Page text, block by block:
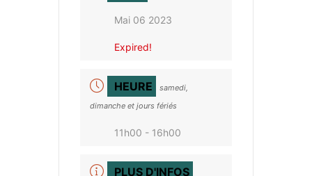
Mai 06 2023
Expired!
HEURE
samedi,
dimanche et jours fériés
11h00 - 16h00
PLUS D'INFOS